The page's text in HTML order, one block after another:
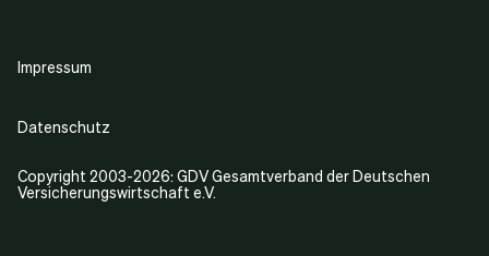
Copyright 2003-2026: GDV Gesamtverband der Deutschen
Versicherungswirtschaft e.V.
Impressum
Datenschutz